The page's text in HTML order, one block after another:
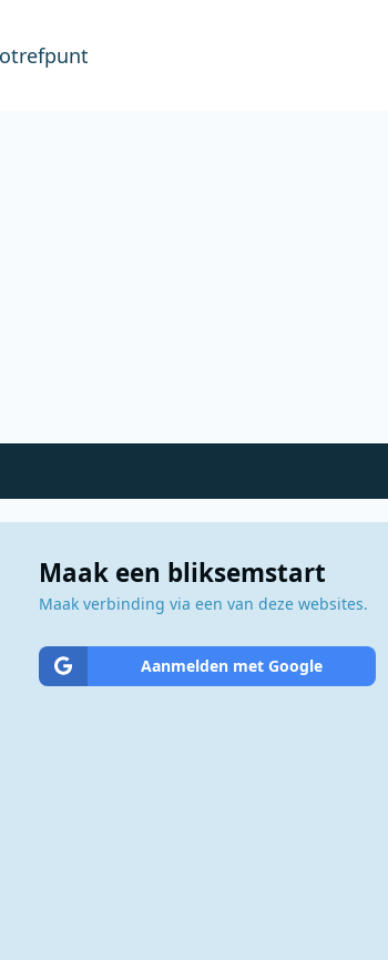
Maak een bliksemstart
Maak verbinding via een van deze websites.
Aanmelden met Google